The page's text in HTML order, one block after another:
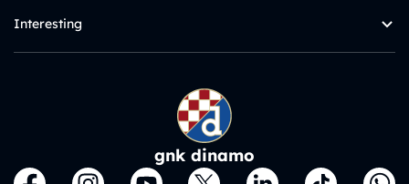
Interesting
gnk dinamo